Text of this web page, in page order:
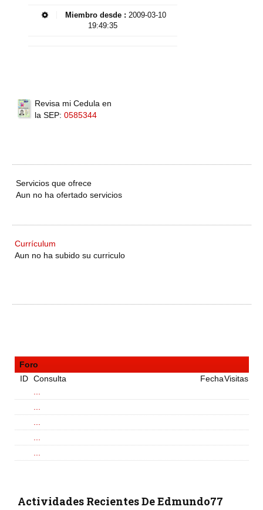
Miembro desde : 2009-03-10
19:49:35
Revisa mi Cedula en
la SEP: 0585344
Servicios que ofrece
Aun no ha ofertado servicios
Currículum
Aun no ha subido su curriculo
Foro
ID Consulta FechaVisitas
Actividades Recientes De Edmundo77